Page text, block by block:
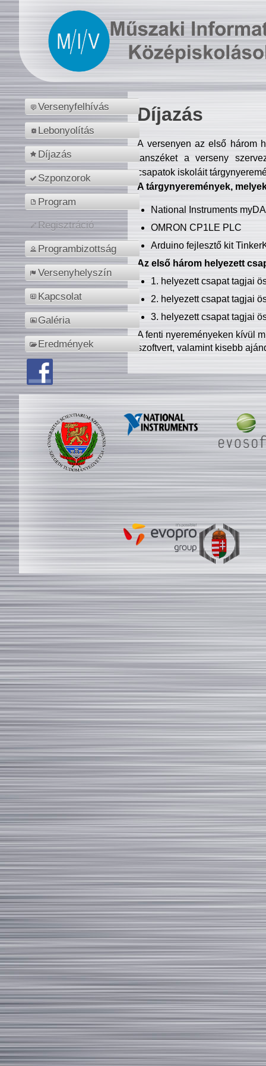
Versenyfelhívás
Lebonyolítás
Díjazás
Szponzorok
Program
Regisztráció
Programbizottság
Versenyhelyszín
Kapcsolat
Galéria
Eredmények
Díjazás
A versenyen az első három
tanszéket a verseny
csapatok iskoláit
A tárgynyeremények,
National Instruments
OMRON CP1LE PLC
Arduino fejlesztő kit
Az első három helyezett
1. helyezett csapat tagjai
2. helyezett csapat tagjai
3. helyezett csapat tagjai
A fenti nyereményeken kívül
szoftvert, valamint kisebb